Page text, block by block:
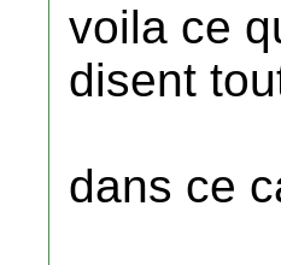
voila ce
disent
dans ce